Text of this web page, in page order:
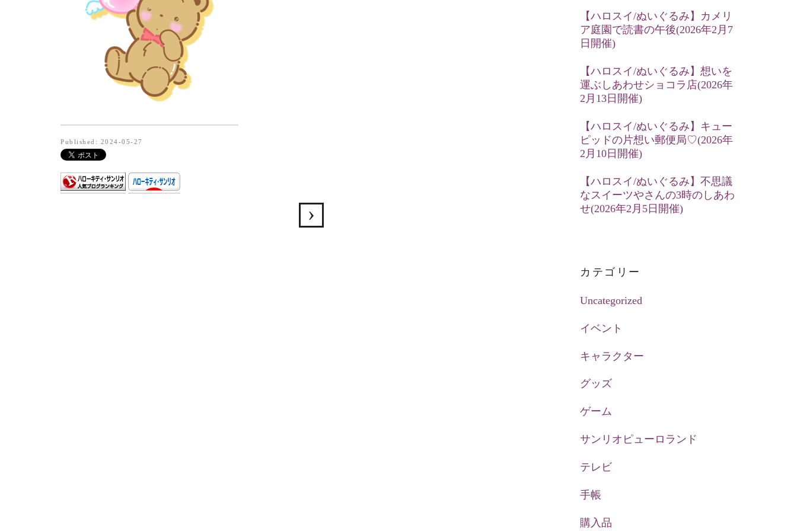
Published: 2024-05-27
【ハロスイ/ぬいぐるみ】カメリ
ア庭園で読書の午後(2026年2月7
日開催)
【ハロスイ/ぬいぐるみ】想いを
運ぶしあわせショコラ店(2026年
2月13日開催)
【ハロスイ/ぬいぐるみ】キュー
ピッドの片想い郵便局♡(2026年
2月10日開催)
【ハロスイ/ぬいぐるみ】不思議
なスイーツやさんの3時のしあわ
せ(2026年2月5日開催)
カテゴリー
Uncategorized
イベント
キャラクター
グッズ
ゲーム
サンリオピューロランド
テレビ
手帳
購入品